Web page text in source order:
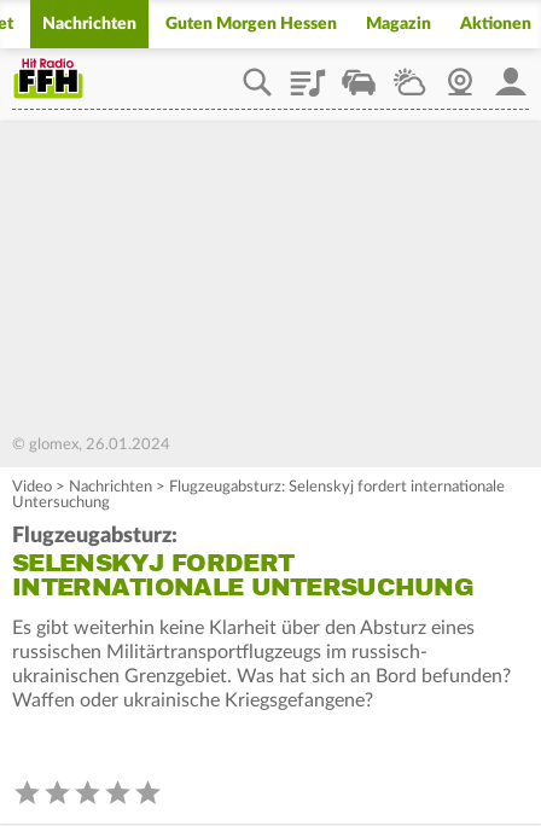
Nachrichten Guten Morgen Hessen Magazin Aktionen
PlaylistStaupilotWetterWebcam
© glomex, 26.01.2024
Video > Nachrichten > Flugzeugabsturz: Selenskyj fordert internationale
Untersuchung
Flugzeugabsturz:
SELENSKYJ FORDERT
INTERNATIONALE UNTERSUCHUNG
Es gibt weiterhin keine Klarheit über den Absturz eines
russischen Militärtransportflugzeugs im russisch-
ukrainischen Grenzgebiet. Was hat sich an Bord befunden?
Waffen oder ukrainische Kriegsgefangene?